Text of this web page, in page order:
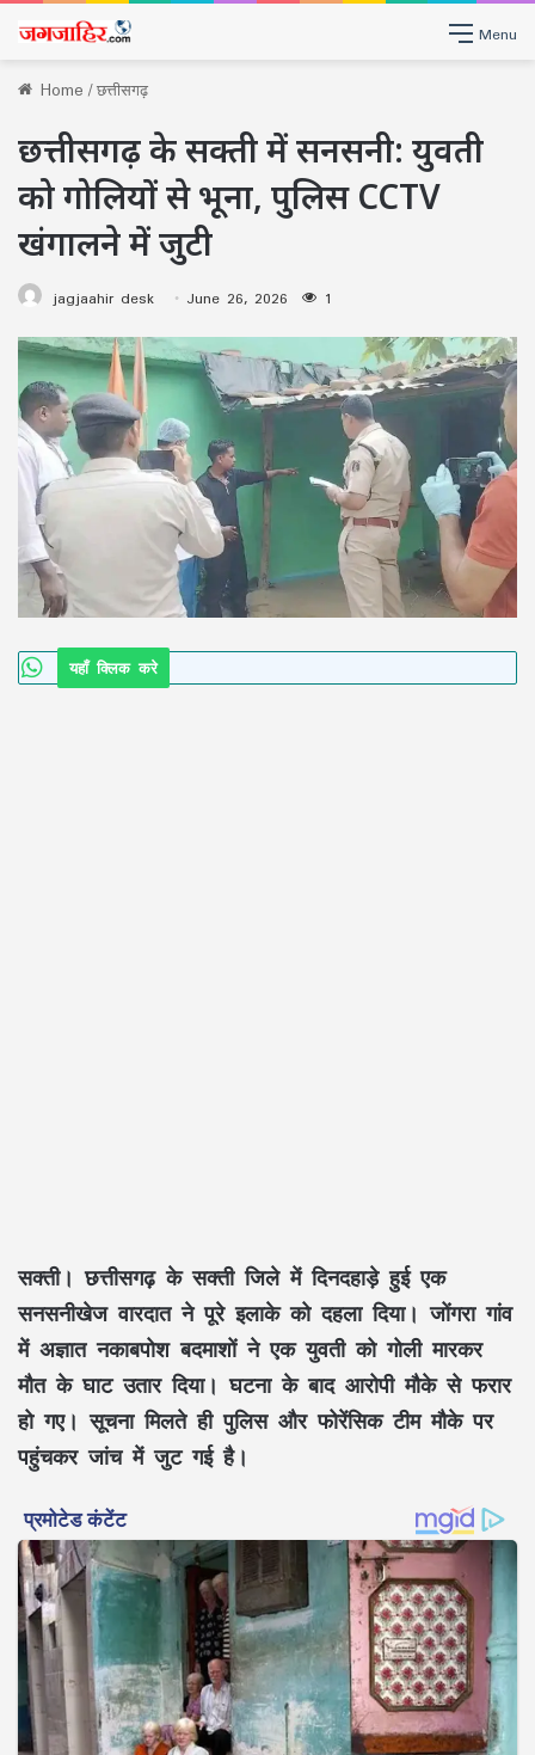
Menu
Home/छत्तीसगढ़
छत्तीसगढ़ के सक्ती में सनसनी: युवती
को गोलियों से भूना, पुलिस CCTV
खंगालने में जुटी
jagjaahir desk June 26, 2026 1
यहाँ क्लिक करे
सक्ती। छत्तीसगढ़ के सक्ती जिले में दिनदहाड़े हुई एक
सनसनीखेज वारदात ने पूरे इलाके को दहला दिया। जोंगरा गांव
में अज्ञात नकाबपोश बदमाशों ने एक युवती को गोली मारकर
मौत के घाट उतार दिया। घटना के बाद आरोपी मौके से फरार
हो गए। सूचना मिलते ही पुलिस और फोरेंसिक टीम मौके पर
पहुंचकर जांच में जुट गई है।